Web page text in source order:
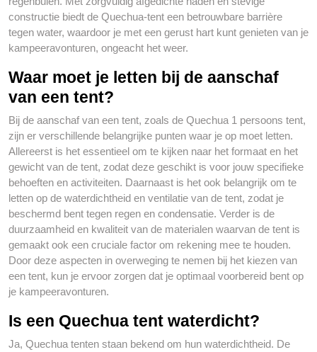
constructie biedt de Quechua-tent een betrouwbare barrière
tegen water, waardoor je met een gerust hart kunt genieten van je
kampeeravonturen, ongeacht het weer.
Waar moet je letten bij de aanschaf
van een tent?
Bij de aanschaf van een tent, zoals de Quechua 1 persoons tent,
zijn er verschillende belangrijke punten waar je op moet letten.
Allereerst is het essentieel om te kijken naar het formaat en het
gewicht van de tent, zodat deze geschikt is voor jouw specifieke
behoeften en activiteiten. Daarnaast is het ook belangrijk om te
letten op de waterdichtheid en ventilatie van de tent, zodat je
beschermd bent tegen regen en condensatie. Verder is de
duurzaamheid en kwaliteit van de materialen waarvan de tent is
gemaakt ook een cruciale factor om rekening mee te houden.
Door deze aspecten in overweging te nemen bij het kiezen van
een tent, kun je ervoor zorgen dat je optimaal voorbereid bent op
je kampeeravonturen.
Is een Quechua tent waterdicht?
Ja, Quechua tenten staan bekend om hun waterdichtheid. De